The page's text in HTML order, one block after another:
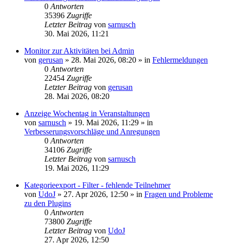
0 Antworten
35396 Zugriffe
Letzter Beitrag von sarnusch
30. Mai 2026, 11:21
Monitor zur Aktivitäten bei Admin
von gerusan » 28. Mai 2026, 08:20 » in Fehlermeldungen
0 Antworten
22454 Zugriffe
Letzter Beitrag von gerusan
28. Mai 2026, 08:20
Anzeige Wochentag in Veranstaltungen
von sarnusch » 19. Mai 2026, 11:29 » in
Verbesserungsvorschläge und Anregungen
0 Antworten
34106 Zugriffe
Letzter Beitrag von sarnusch
19. Mai 2026, 11:29
Kategorieexport - Filter - fehlende Teilnehmer
von UdoJ » 27. Apr 2026, 12:50 » in Fragen und Probleme
zu den Plugins
0 Antworten
73800 Zugriffe
Letzter Beitrag von UdoJ
27. Apr 2026, 12:50